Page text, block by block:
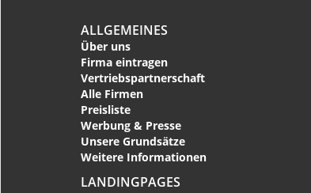
ALLGEMEINES
Über uns
Firma eintragen
Vertriebspartnerschaft
Alle Firmen
Preisliste
Werbung & Presse
Unsere Grundsätze
Weitere Informationen
LANDINGPAGES